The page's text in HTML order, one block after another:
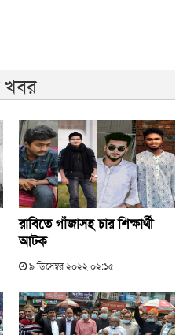
খবর
রাবিতে গাঁজাসহ চার শিক্ষার্থী
আটক
৯ ডিসেম্বর ২০২২ ০২:১৫